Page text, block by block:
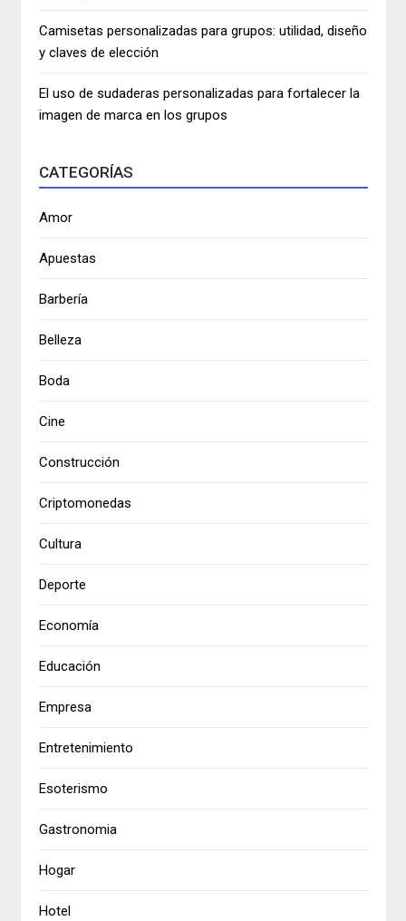
Camisetas personalizadas para grupos: utilidad, diseño
y claves de elección
El uso de sudaderas personalizadas para fortalecer la
imagen de marca en los grupos
CATEGORÍAS
Amor
Apuestas
Barbería
Belleza
Boda
Cine
Construcción
Criptomonedas
Cultura
Deporte
Economía
Educación
Empresa
Entretenimiento
Esoterismo
Gastronomia
Hogar
Hotel